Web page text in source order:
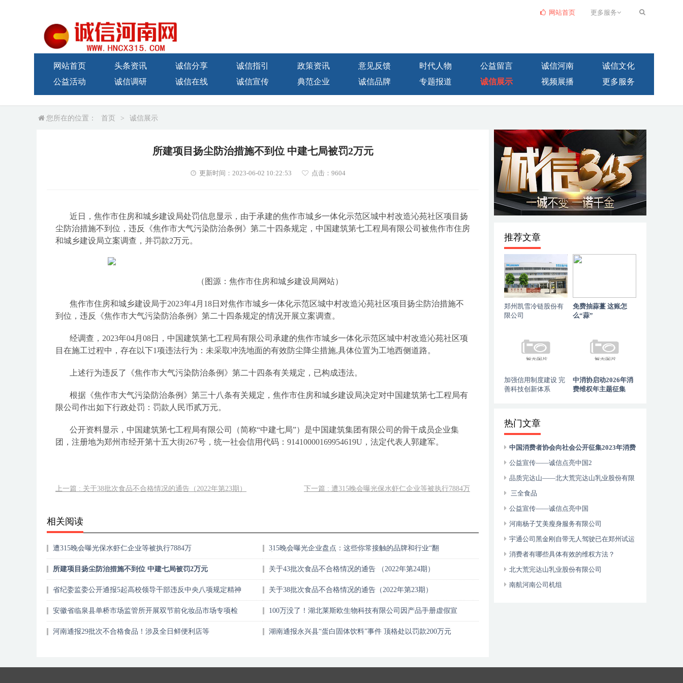
网站首页 头条资讯 诚信分享 诚信指引 政策资讯 意见反馈 时代人物 公益留言 诚信河南
诚信文化
公益活动
诚信调研 诚信在线 诚信宣传 典范企业 诚信品牌 专题报道 诚信展示 视频展播 更多服务
网站首页 更多服务
您所在的位置： 首页 > 诚信展示
所建项目扬尘防治措施不到位 中建七局被罚2万元
更新时间：2023-06-02 10:22:53 点击： 9604
近日，焦作市住房和城乡建设局处罚信息显示，由于承建的焦作市城乡一体化示范区城中村改造沁苑社区项目扬
尘防治措施不到位，违反《焦作市大气污染防治条例》第二十四条规定，中国建筑第七工程局有限公司被焦作市住房
和城乡建设局立案调查，并罚款2万元。
（图源：焦作市住房和城乡建设局网站）
焦作市住房和城乡建设局于2023年4月18日对焦作市城乡一体化示范区城中村改造沁苑社区项目扬尘防治措施不
到位，违反《焦作市大气污染防治条例》第二十四条规定的情况开展立案调查。
经调查，2023年04月08日，中国建筑第七工程局有限公司承建的焦作市城乡一体化示范区城中村改造沁苑社区项
目在施工过程中，存在以下1项违法行为：未采取冲洗地面的有效防尘降尘措施,具体位置为工地西侧道路。
上述行为违反了《焦作市大气污染防治条例》第二十四条有关规定，已构成违法。
根据《焦作市大气污染防治条例》第三十八条有关规定，焦作市住房和城乡建设局决定对中国建筑第七工程局有
限公司作出如下行政处罚：罚款人民币贰万元。
公开资料显示，中国建筑第七工程局有限公司（简称“中建七局”）是中国建筑集团有限公司的骨干成员企业集
团，注册地为郑州市经开第十五大街267号，统一社会信用代码：91410000169954619U，法定代表人郭建军。
上一篇 : 关于38批次食品不合格情况的通告（2022年第23期） 下一篇 : 遭315晚会曝光保水虾仁企业等被执行7884万
相关阅读
遭315晚会曝光保水虾仁企业等被执行7884万
315晚会曝光企业盘点：这些你常接触的品牌和行业“翻
所建项目扬尘防治措施不到位 中建七局被罚2万元
关于43批次食品不合格情况的通告 （2022年第24期）
省纪委监委公开通报5起高校领导干部违反中央八项规定精神
关于38批次食品不合格情况的通告（2022年第23期）
安徽省临泉县单桥市场监管所开展双节前化妆品市场专项检
100万没了！湖北莱斯欧生物科技有限公司因产品手册虚假宣
河南通报29批次不合格食品！涉及全日鲜便利店等
湖南通报永兴县“蛋白固体饮料”事件 顶格处以罚款200万元
推荐文章
郑州凯雪冷链股份有
限公司
免费抽蒜薹 这账怎
么“蒜”
加强信用制度建设 完
善科技创新体系
中消协启动2026年消
费维权年主题征集
热门文章
中国消费者协会向社会公开征集2023年消费
维权年主题
公益宣传——诚信点亮中国2
品质完达山——北大荒完达山乳业股份有限
公司三全食品
公益宣传——诚信点亮中国
河南杨子艾美瘦身服务有限公司
宇通公司黑金刚自带无人驾驶已在郑州试运
营消费者有哪些具体有效的维权方法？
北大荒完达山乳业股份有限公司
南航河南公司机组